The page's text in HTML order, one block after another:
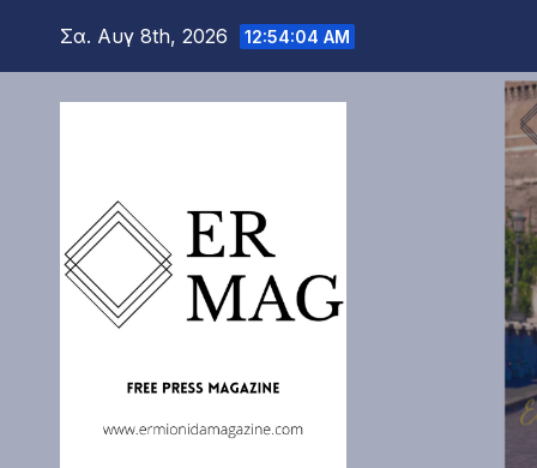
Σα. Αυγ 8th, 2026 12:54:06 AM